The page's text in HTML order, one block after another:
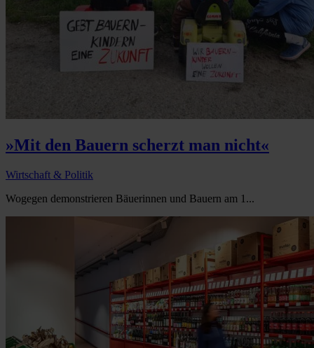
»Mit den Bauern scherzt man nicht«
Wirtschaft & Politik
Wogegen demonstrieren Bäuerinnen und Bauern am 1...